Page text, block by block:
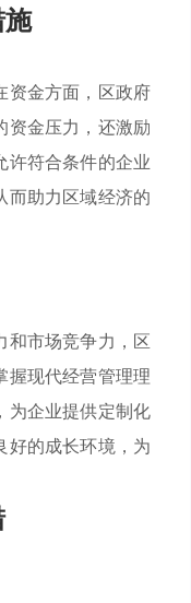
资金方面，区政府
资金压力，还激励
许符合条件的企业
而助力区域经济的
和市场竞争力，区
握现代经营管理理
为企业提供定制化
好的成长环境，为